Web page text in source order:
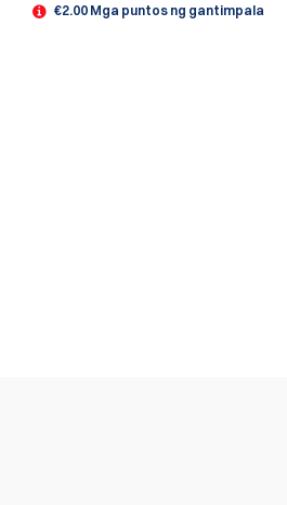
€2.00 Mga puntos ng gantimpala